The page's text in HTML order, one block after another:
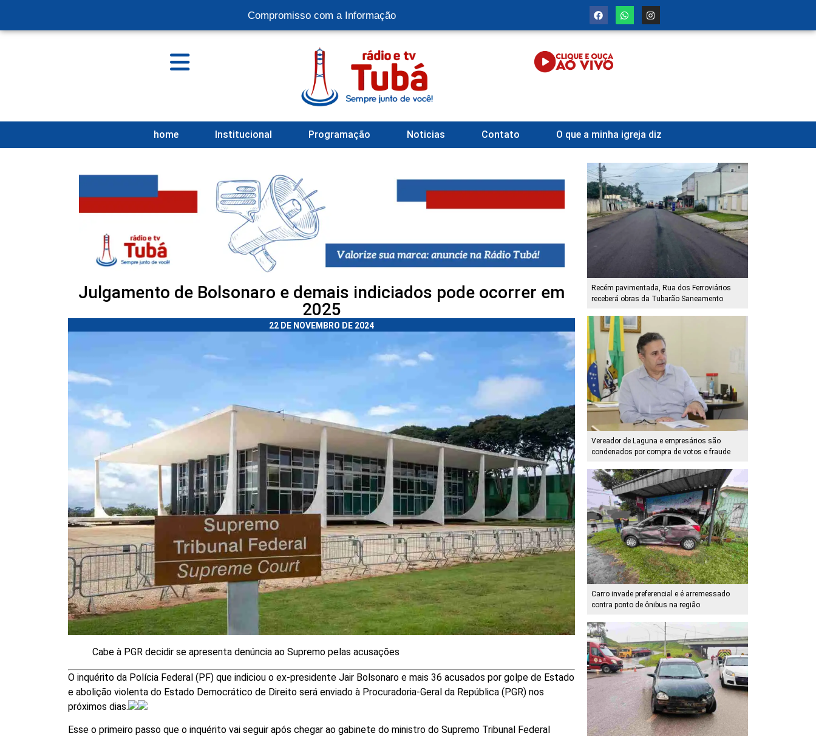
Compromisso com a Informação
home Institucional Programação Noticias Contato O que a minha igreja diz
Julgamento de Bolsonaro e demais indiciados pode ocorrer em
2025
22 DE NOVEMBRO DE 2024
Cabe à PGR decidir se apresenta denúncia ao Supremo pelas acusações
O inquérito da Polícia Federal (PF) que indiciou o ex-presidente Jair Bolsonaro e mais 36 acusados por golpe de Estado
e abolição violenta do Estado Democrático de Direito será enviado à Procuradoria-Geral da República (PGR) nos
próximos dias.
Esse o primeiro passo que o inquérito vai seguir após chegar ao gabinete do ministro do Supremo Tribunal Federal
Recém pavimentada, Rua dos Ferroviários
receberá obras da Tubarão Saneamento
Vereador de Laguna e empresários são
condenados por compra de votos e fraude
Carro invade preferencial e é arremessado
contra ponto de ônibus na região